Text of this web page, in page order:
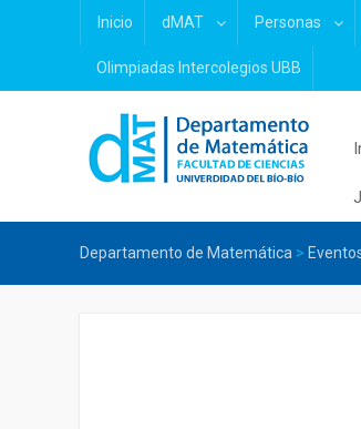
Inicio dMAT Personas
Olimpiadas Intercolegios UBB
Departamento de Matemática >